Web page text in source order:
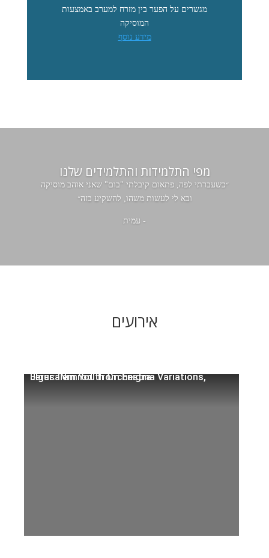
מגשרים על הפער בין מזרח למערב באמצעות
המוסיקה
מידע נוסף
מפי התלמידות והתלמידים שלנו
״כשעברתי לפה, פתאום קיבלתי "בום" שאני אוהב מוסיקה
ובא לי לעשות משהו, להשקיע בזה״
- עמית
אירועים
Elgar: 'Nimrod' from Enigma Variations, Jerusalem Youth Orchestra